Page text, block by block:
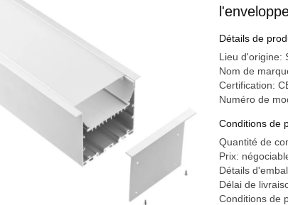
LED
Détails de
Lieu d'origine:
Nom de
Certification:
Numéro de
Conditions de
Quantité de
Prix:
Détails
Délai de
Conditions de